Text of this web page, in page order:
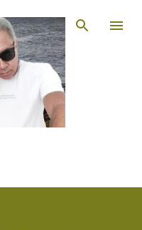
principal